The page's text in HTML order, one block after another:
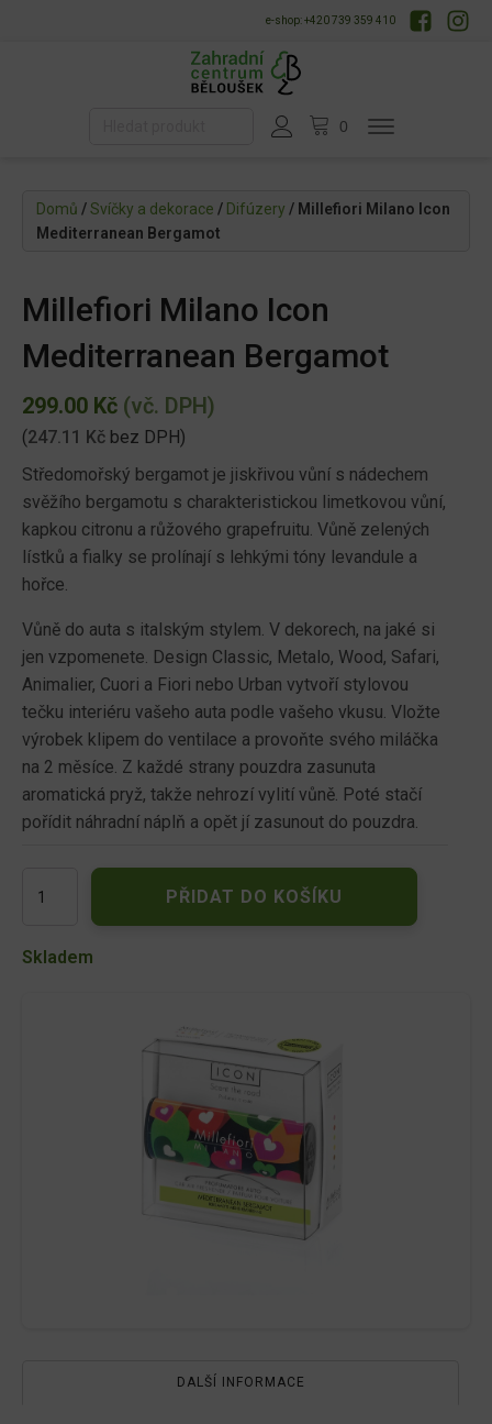
e-shop: +420 739 359 410
Domů /Svíčky a dekorace / Difúzery / Millefiori Milano Icon
Mediterranean Bergamot
Millefiori Milano Icon
Mediterranean Bergamot
299.00 Kč (vč. DPH)
(247.11 Kč bez DPH)
Středomořský bergamot je jiskřivou vůní s nádechem
svěžího bergamotu s charakteristickou limetkovou vůní,
kapkou citronu a růžového grapefruitu. Vůně zelených
lístků a fialky se prolínají s lehkými tóny levandule a
hořce.
Vůně do auta s italským stylem. V dekorech, na jaké si
jen vzpomenete. Design Classic, Metalo, Wood, Safari,
Animalier, Cuori a Fiori nebo Urban vytvoří stylovou
tečku interiéru vašeho auta podle vašeho vkusu. Vložte
výrobek klipem do ventilace a provoňte svého miláčka
na 2 měsíce. Z každé strany pouzdra zasunuta
aromatická pryž, takže nehrozí vylití vůně. Poté stačí
pořídit náhradní náplň a opět jí zasunout do pouzdra.
Milano
Mediterranean
PŘIDAT DO KOŠÍKU
Skladem
DALŠÍ INFORMACE